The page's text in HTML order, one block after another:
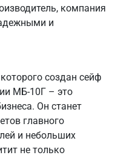
компания
и
создан сейф
МБ-10Г – это
Он станет
главного
и небольших
не только